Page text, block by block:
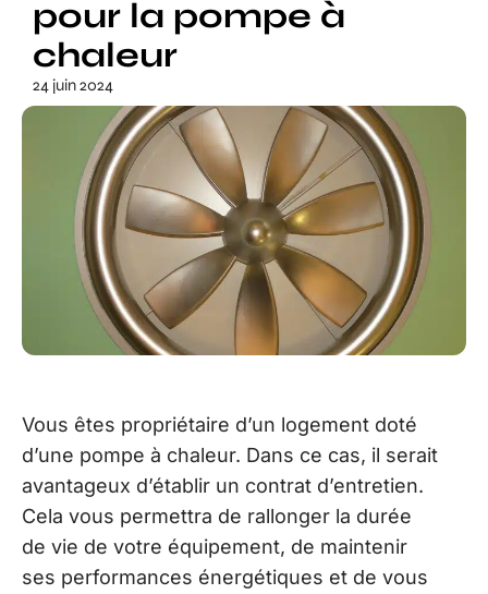
pour la pompe à
chaleur
24 juin 2024
Vous êtes propriétaire d’un logement doté
d’une pompe à chaleur. Dans ce cas, il serait
avantageux d’établir un contrat d’entretien.
Cela vous permettra de rallonger la durée
de vie de votre équipement, de maintenir
ses performances énergétiques et de vous